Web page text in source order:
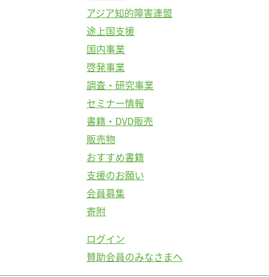
アジア知的障害連盟
途上国支援
国内事業
啓発事業
調査・研究事業
セミナー情報
書籍・DVD販売
販売物
おすすめ書籍
支援のお願い
会員募集
寄附
ログイン
賛助会員のみなさまへ